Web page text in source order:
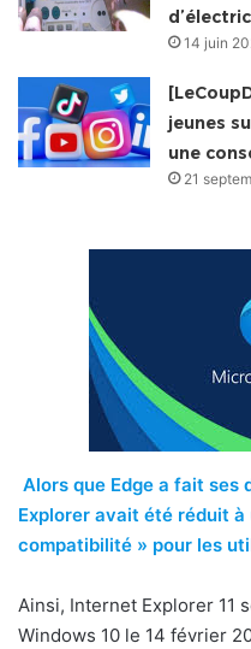
14 juin
jeunes
une
21
Alors que Edge a fait ses
Explorer avait été réduit à
compatibilité » pour les
Ainsi, Internet Explorer 11
Windows 10 le 14 février